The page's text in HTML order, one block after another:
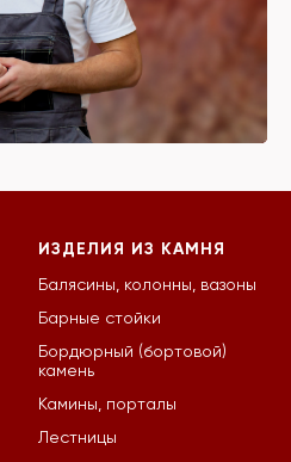
ИЗДЕЛИЯ ИЗ КАМНЯ
Балясины, колонны, вазоны
Барные стойки
Бордюрный (бортовой)
камень
Камины, порталы
Лестницы